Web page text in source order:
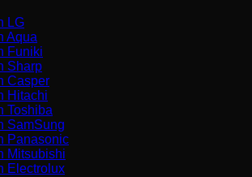
LG
Aqua
Funiki
Sharp
Casper
Hitachi
Toshiba
SamSung
Panasonic
Mitsubishi
Electrolux